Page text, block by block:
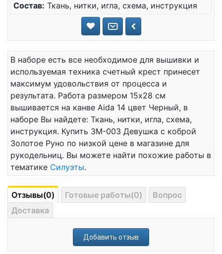
Состав: Ткань, нитки, игла, схема, инструкция
В наборе есть все необходимое для вышивки и
используемая техника счетный крест принесет
максимум удовольствия от процесса и
результата. Работа размером 15x28 см
вышивается на канве Aida 14 цвет Черный, в
наборе Вы найдете: Ткань, нитки, игла, схема,
инструкция. Купить ЗМ-003 Девушка с коброй
Золотое Руно по низкой цене в магазине для
рукодельниц. Вы можете найти похожие работы в
тематике Силуэты.
Отзывы(0) Готовые работы(0)
Вопрос
Доставка
Добавить отзыв